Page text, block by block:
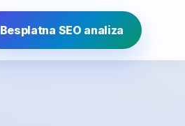
Besplatna SEO analiza